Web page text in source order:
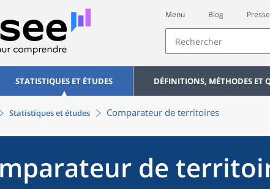
Menu Blog Presse
STATISTIQUES ET ÉTUDES DÉFINITIONS, MÉTHODES ET
Statistiques et études Comparateur de territoires
de